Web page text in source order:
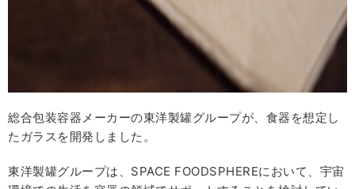
総合包装容器メーカーの東洋製罐グループが、食器を想定し
たガラスを開発しました。
東洋製罐グループは、SPACE FOODSPHEREにおいて、宇宙